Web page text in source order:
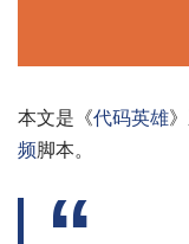
本文是《代码英雄
频脚本。